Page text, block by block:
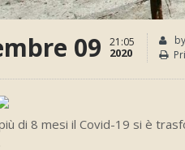
09 21:05
2020
di 8 mesi il Covid-19 si è